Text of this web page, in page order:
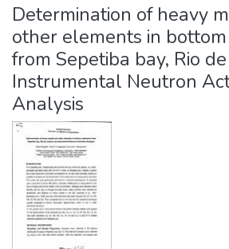
Communities & Collections
All of DSpace
Statistics
Determination of heavy
other elements in
from Sepetiba bay, Rio
Instrumental Neutron
Analysis